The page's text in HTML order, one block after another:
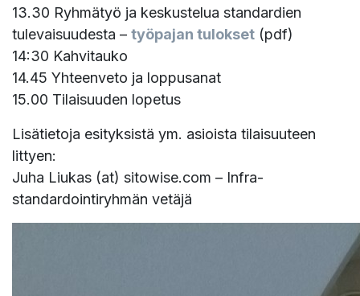
13.30 Ryhmätyö ja keskustelua standardien
tulevaisuudesta – työpajan tulokset (pdf)
14:30 Kahvitauko
14.45 Yhteenveto ja loppusanat
15.00 Tilaisuuden lopetus
Lisätietoja esityksistä ym. asioista tilaisuuteen
littyen:
Juha Liukas (at) sitowise.com – Infra-
standardointiryhmän vetäjä